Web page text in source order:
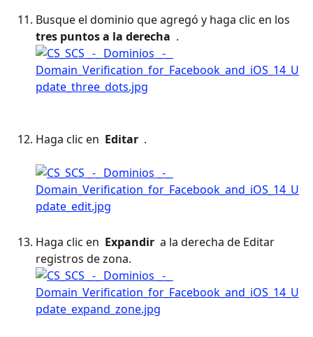
Busque el dominio que agregó y haga clic en los
tres puntos a la derecha .
Haga clic en Editar .
Haga clic en Expandir a la derecha de Editar
registros de zona.